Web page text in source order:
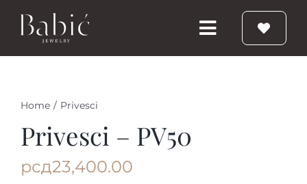
Toggle
Navigation
Prstenje
Home / Privesci
Privesci – PV50
рсд23,400.00